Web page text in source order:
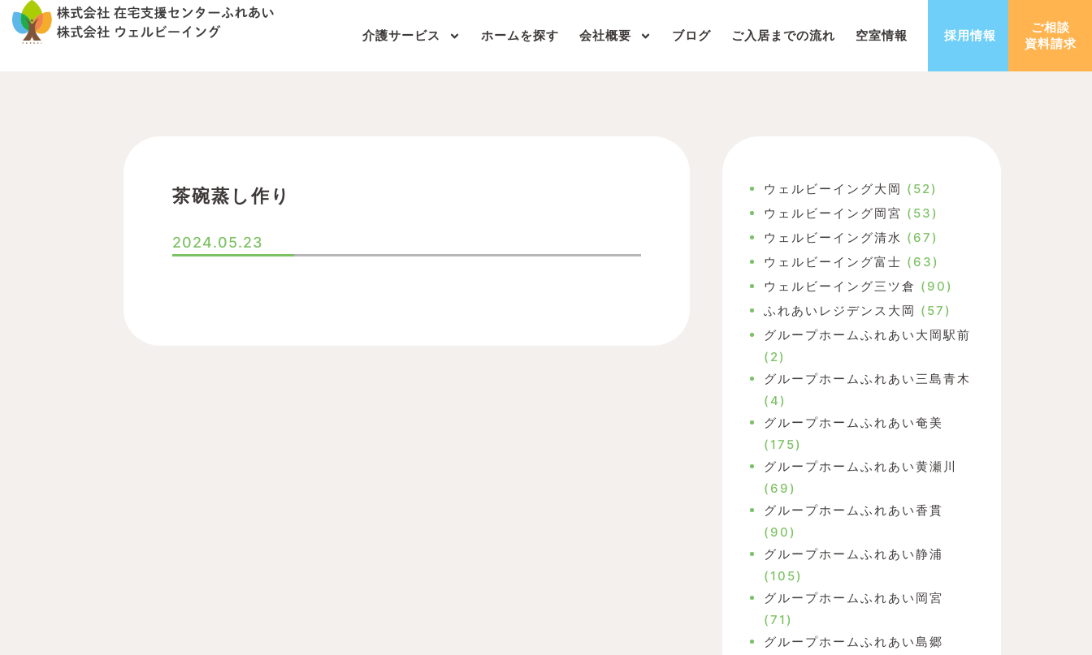
内
介護サービス ホームを探す 会社概要 ブログ ご入居までの流れ 空室情報 採用情報
ご相談
資料請求
茶碗蒸し作り
2024.05.23
ウェルビーイング大岡 (52)
ウェルビーイング岡宮 (53)
ウェルビーイング清水 (67)
ウェルビーイング富士 (63)
ウェルビーイング三ツ倉 (90)
ふれあいレジデンス大岡 (57)
グループホームふれあい大岡駅前
(2)
グループホームふれあい三島青木
(4)
グループホームふれあい奄美
(175)
グループホームふれあい黄瀬川
(69)
グループホームふれあい香貫
(90)
グループホームふれあい静浦
(105)
グループホームふれあい岡宮
(71)
グループホームふれあい島郷